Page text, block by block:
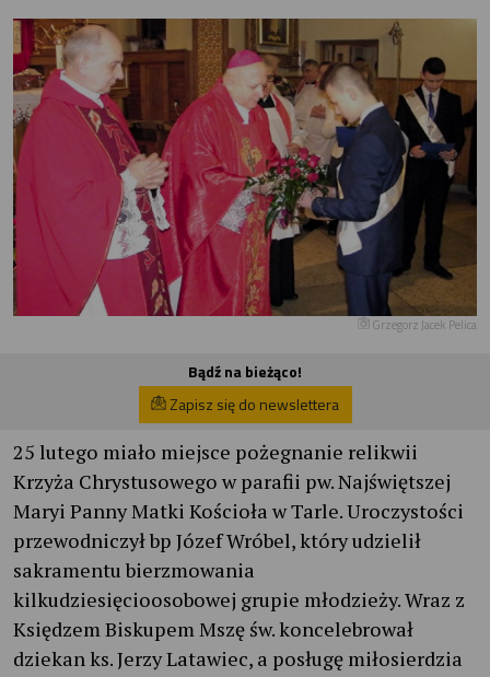
Grzegorz Jacek Pelica
Bądź na bieżąco!
Zapisz się do newslettera
25 lutego miało miejsce pożegnanie relikwii
Krzyża Chrystusowego w parafii pw. Najświętszej
Maryi Panny Matki Kościoła w Tarle. Uroczystości
przewodniczył bp Józef Wróbel, który udzielił
sakramentu bierzmowania
kilkudziesięcioosobowej grupie młodzieży. Wraz z
Księdzem Biskupem Mszę św. koncelebrował
dziekan ks. Jerzy Latawiec, a posługę miłosierdzia